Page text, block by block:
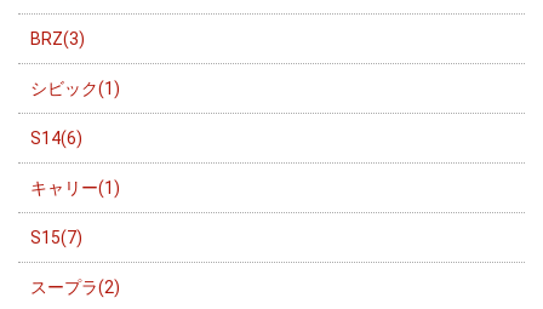
BRZ(3)
シビック(1)
S14(6)
キャリー(1)
S15(7)
スープラ(2)